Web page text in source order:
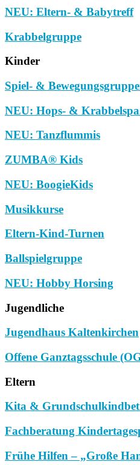
NEU: Eltern- & Babytreff
Krabbelgruppe
Kinder
Spiel- &
NEU: Hops- &
NEU: Tanzflummis
ZUMBA® Kids
NEU: BoogieKids
Musikkurse
Eltern-Kind-Turnen
Ballspielgruppe
NEU: Hobby Horsing
Jugendliche
Jugendhaus Kaltenkirchen
Offene Ganztagsschule
Eltern
Kita &
Fachberatung
Frühe Hilfen – „Große